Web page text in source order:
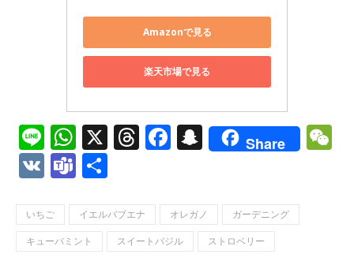
Amazonで見る
楽天市場で見る
LineWhatsApp
X Threads
Facebook
Snapchat
Share
VK Teams
いちご イエルバブエナ オレガノ
ガーデニング
キューバミント
スイートバジル
ストロベリー